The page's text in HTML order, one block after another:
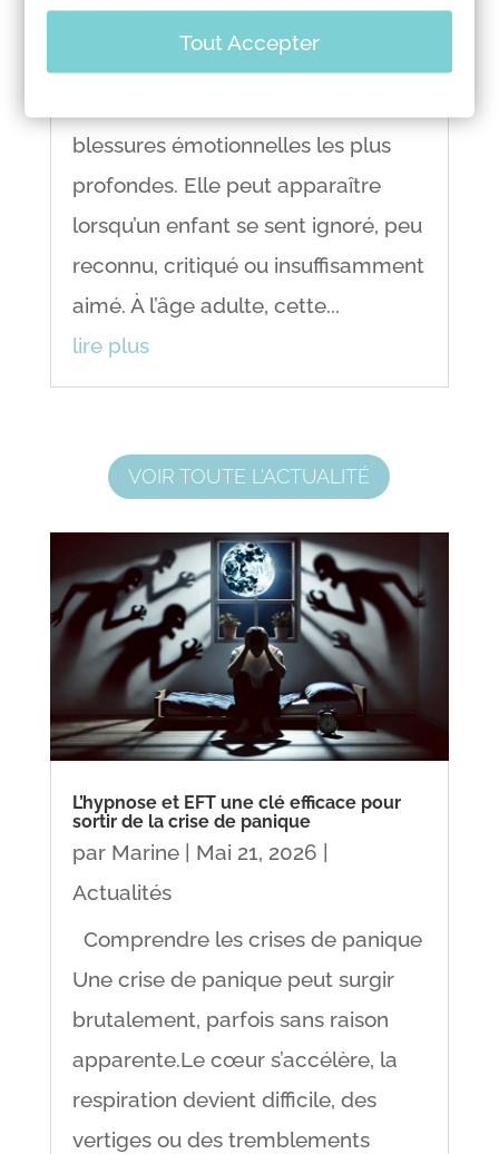
blessures émotionnelles les plus
profondes. Elle peut apparaître
lorsqu’un enfant se sent ignoré, peu
reconnu, critiqué ou insuffisamment
aimé. À l’âge adulte, cette...
lire plus
VOIR TOUTE L'ACTUALITÉ
L’hypnose et EFT une clé efficace pour
sortir de la crise de panique
par Marine| Mai 21, 2026
Actualités
Comprendre les crises de panique
Une crise de panique peut surgir
brutalement, parfois sans raison
apparente.Le cœur s’accélère, la
respiration devient difficile, des
vertiges ou des tremblements
Tout Accepter